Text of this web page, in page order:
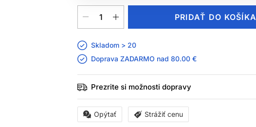
PRIDAŤ DO KOŠÍKA
Skladom > 20
Doprava ZADARMO nad 80.00 €
Prezrite si možnosti dopravy
Opýtať Strážiť cenu